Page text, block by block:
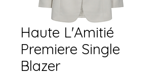
Haute L'Amitié
Premiere Single
Blazer